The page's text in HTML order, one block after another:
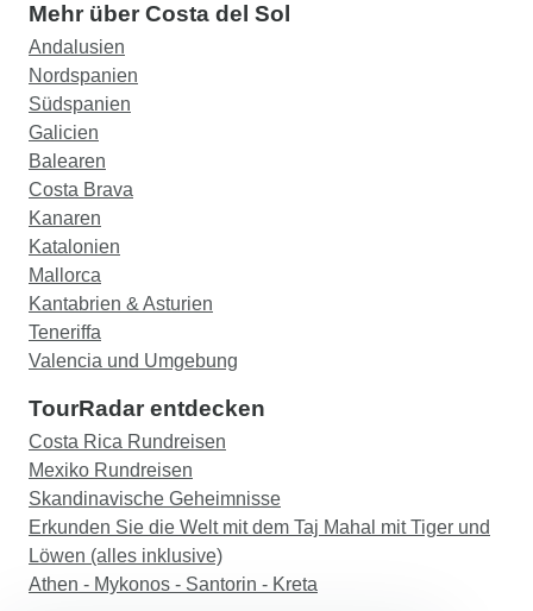
Mehr über Costa del Sol
Andalusien
Nordspanien
Südspanien
Galicien
Balearen
Costa Brava
Kanaren
Katalonien
Mallorca
Kantabrien & Asturien
Teneriffa
Valencia und Umgebung
TourRadar entdecken
Costa Rica Rundreisen
Mexiko Rundreisen
Skandinavische Geheimnisse
Erkunden Sie die Welt mit dem Taj Mahal mit Tiger und
Löwen (alles inklusive)
Athen - Mykonos - Santorin - Kreta